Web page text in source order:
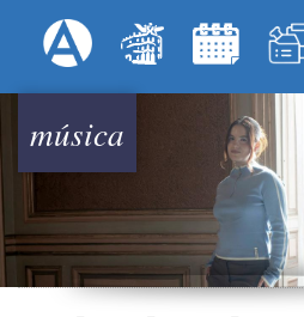
al
Menú Superior
música